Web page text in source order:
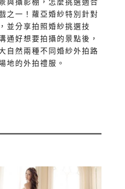
與攝影棚，怎麼挑選適合
之一！蘿亞婚紗特別針對
並分享拍照婚紗挑選技
通好想要拍攝的景點後，
自然兩種不同婚紗外拍路
地的外拍禮服。